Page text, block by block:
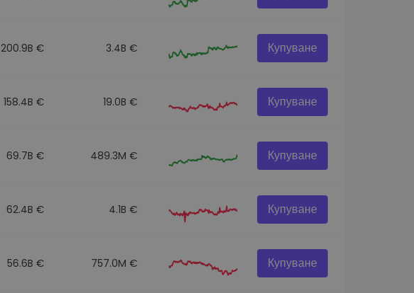
200.9B € 3.4B € Купуване
158.4B € 19.0B € Купуване
69.7B € 489.3M € Купуване
62.4B € 4.1B € Купуване
56.6B € 757.0M € Купуване